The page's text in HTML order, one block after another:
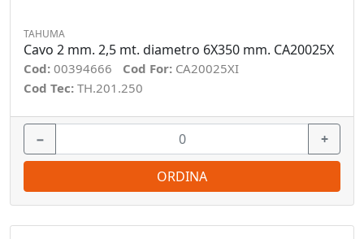
TAHUMA
Cavo 2 mm. 2,5 mt. diametro 6X350 mm. CA20025X
Cod: 00394666 Cod For: CA20025XI
Cod Tec: TH.201.250
− +
ORDINA